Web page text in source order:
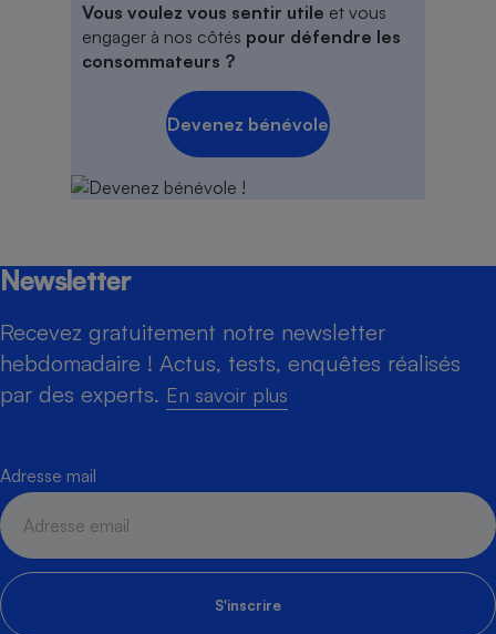
Vous voulez vous sentir utile et vous
engager à nos côtés pour défendre les
consommateurs ?
Devenez bénévole
Newsletter
Recevez gratuitement notre newsletter
hebdomadaire ! Actus, tests, enquêtes réalisés
par des experts. En savoir plus
Adresse mail
S'inscrire